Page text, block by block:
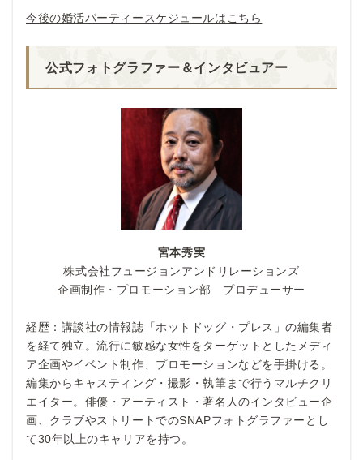
今後の婚活パーティースケジュールはこちら
公式フォトグラファー＆インタビュアー
宮本秀実
株式会社フュージョンアンドリレーションズ
企画制作・プロモーション部 プロデューサー
経歴：講談社の情報誌「ホットドッグ・プレス」の編集者
を経て独立。流行に敏感な女性をターゲットとしたメディ
ア企画やイベント制作、プロモーションなどを手掛ける。
編集からキャスティング・撮影・執筆まで行うマルチクリ
エイター。俳優・アーティスト・著名人のインタビュー企
画、クラブやストリートでのSNAPフォトグラファーとし
て30年以上のキャリアを持つ。